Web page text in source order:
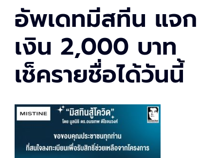
อัพเดทมีสทีน แจก
เงิน 2,000 บาท
เช็ครายชื่อได้วันนี้